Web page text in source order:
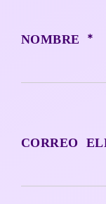
NOMBRE *
CORREO